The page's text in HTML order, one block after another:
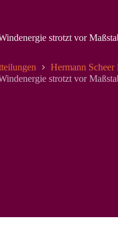
strotzt vor
Hermann Scheer
strotzt vor